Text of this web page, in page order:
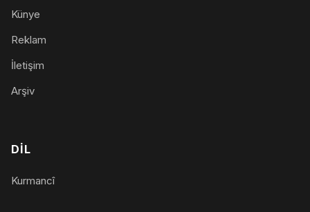
Künye
Reklam
İletişim
Arşiv
DIL
Kurmancî